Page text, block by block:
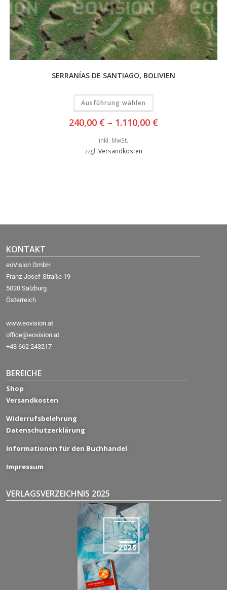
SERRANÍAS DE SANTIAGO, BOLIVIEN
Ausführung wählen
240,00 € – 1.110,00 €
inkl. MwSt.
zzgl. Versandkosten
KONTAKT
eoVision GmbH
Franz-Josef-Straße 19
5020 Salzburg
Österreich
www.eovision.at
office@eovision.at
+43 662 243217
BEREICHE
Shop
Versandkosten
Widerrufsbelehrung
Datenschutzerklärung
Informationen für den Buchhandel
Impressum
VERLAGSVERZEICHNIS 2025